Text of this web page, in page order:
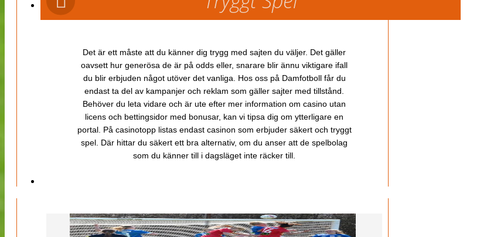
Det är ett måste att du känner dig trygg med sajten du väljer. Det gäller
oavsett hur generösa de är på odds eller, snarare blir ännu viktigare ifall
du blir erbjuden något utöver det vanliga. Hos oss på Damfotboll får du
endast ta del av kampanjer och reklam som gäller sajter med tillstånd.
Behöver du leta vidare och är ute efter mer information om casino utan
licens och bettingsidor med bonusar, kan vi tipsa dig om ytterligare en
portal. På casinotopp listas endast casinon som erbjuder säkert och tryggt
spel. Där hittar du säkert ett bra alternativ, om du anser att de spelbolag
som du känner till i dagsläget inte räcker till.